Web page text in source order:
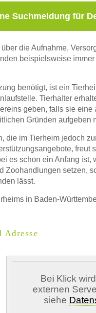
Suchmeldung für
die Aufnahme,
beispielsweise
benötigt, ist ein
Tierhalter
geben, falls sie eine
Gründen aufgeben
die im Tierheim jedoch
freut
es schon ein Anfang ist,
setzen,
lässt.
in Baden-
Bei Klick
externen
siehe